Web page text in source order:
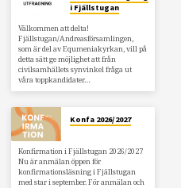
i Fjällstugan
Välkommen att delta!
Fjällstugan/Andreasförsamlingen,
som är del av Equmeniakyrkan, vill på
detta sätt ge möjlighet att från
civilsamhällets synvinkel fråga ut
våra toppkandidater…
Konfa 2026/2027
Konfirmation i Fjällstugan 2026/2027
Nu är anmälan öppen för
konfirmationsläsning i Fjällstugan
med star i september. För anmälan och